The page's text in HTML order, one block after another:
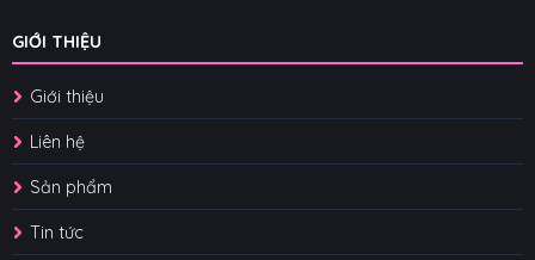
GIỚI THIỆU
Giới thiệu
Liên hệ
Sản phẩm
Tin tức